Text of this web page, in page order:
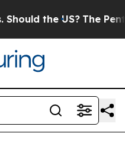
the US? The